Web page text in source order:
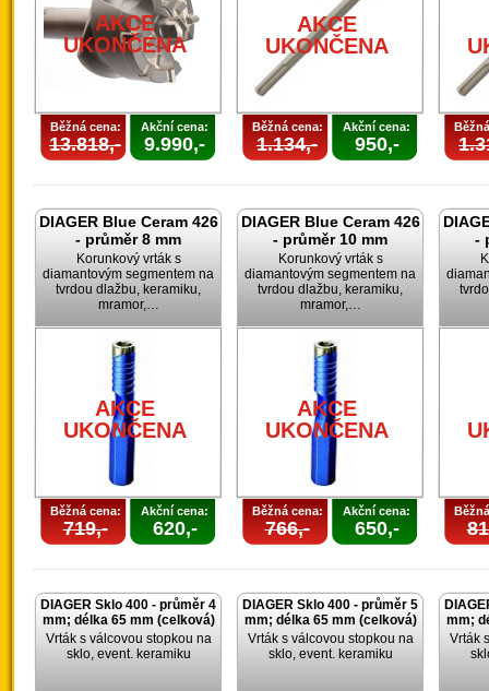
AKCE
UKONČENA
Běžná cena:
13.818,-
Akční cena:
9.990,-
AKCE
UKONČENA
Běžná cena:
1.134,-
Akční cena:
950,-
DIAGER Blue Ceram 426
- průměr 8 mm
Korunkový vrták s
diamantovým segmentem na
tvrdou dlažbu, keramiku,
mramor,…
AKCE
UKONČENA
Běžná cena:
719,-
Akční cena:
620,-
DIAGER Blue Ceram 426
- průměr 10 mm
Korunkový vrták s
diamantovým segmentem na
tvrdou dlažbu, keramiku,
mramor,…
AKCE
UKONČENA
Běžná cena:
766,-
Akční cena:
650,-
-
DIAGER Sklo 400 - průměr 4
mm; délka 65 mm (celková)
Vrták s válcovou stopkou na
sklo, event. keramiku
DIAGER Sklo 400 - průměr 5
mm; délka 65 mm (celková)
Vrták s válcovou stopkou na
sklo, event. keramiku
mm;
Vrták